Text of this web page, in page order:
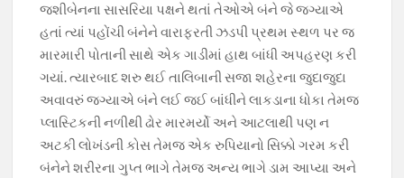
જશીબેનના સાસરિયા પક્ષને થતાં તેઓએ બંને જે જગ્યાએ
હતાં ત્યાં પહોંચી બંનેને વારાફરતી ઝડપી પ્રથમ સ્થળ પર જ
મારમારી પોતાની સાથે એક ગાડીમાં હાથ બાંધી અપહરણ કરી
ગયાં. ત્યારબાદ શરુ થઈ તાલિબાની સજા શહેરના જુદાજુદા
અવાવરું જગ્યાએ બંને લઈ જઈ બાંધીને લાકડાના ધોકા તેમજ
પ્લાસ્ટિકની નળીથી ઢોર મારમર્યો અને આટલાથી પણ ન
અટકી લોખંડની કોસ તેમજ એક રુપિયાનો સિક્કો ગરમ કરી
બંનેને શરીરના ગુપ્ત ભાગે તેમજ અન્ય ભાગે ડામ આપ્યા અને